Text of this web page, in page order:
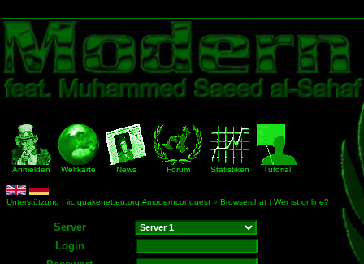
Anmelden Weltkarte News Forum Statistiken Tutorial
Unterstützung | irc.quakenet.eu.org #modernconquest » Browserchat | Wer ist online?
Server
Login